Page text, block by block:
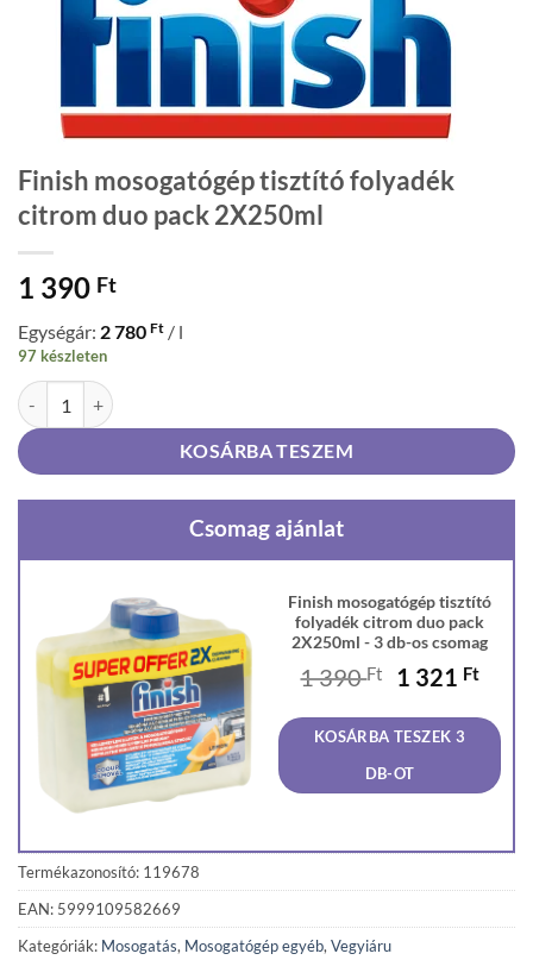
Finish mosogatógép tisztító folyadék
citrom duo pack 2X250ml
1 390 Ft
Egységár: 2 780 Ft / l
97 készleten
Finish mosogatógép tisztító folyadék citrom duo pack 2X250ml
KOSÁRBA TESZEM
Csomag ajánlat
Finish mosogatógép tisztító
folyadék citrom duo pack
2X250ml - 3 db-os csomag
1 390Ft
Original
was:
1
390 Ft.
1 321 Ft
is:
321
KOSÁRBA TESZEK 3
DB-OT
Termékazonosító: 119678
EAN: 5999109582669
Kategóriák: Mosogatás, Mosogatógép egyéb, Vegyiáru